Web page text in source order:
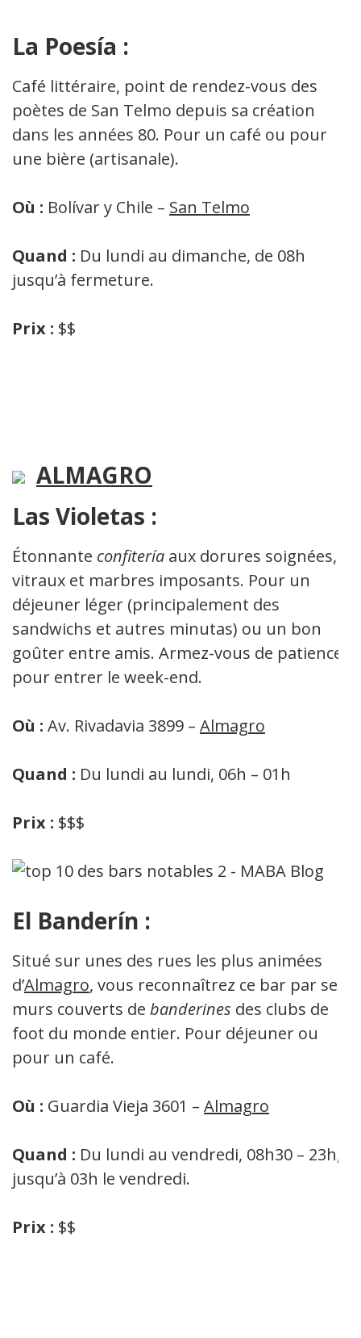
La Poesía :
Café littéraire, point de rendez-vous des
poètes de San Telmo depuis sa création
dans les années 80. Pour un café ou pour
une bière (artisanale).
Où : Bolívar y Chile – San Telmo
Quand : Du lundi au dimanche, de 08h
jusqu’à fermeture.
Prix : $$
ALMAGRO
Las Violetas :
Étonnante confitería aux dorures soignées,
vitraux et marbres imposants. Pour un
déjeuner léger (principalement des
sandwichs et autres minutas) ou un bon
goûter entre amis. Armez-vous de patience
pour entrer le week-end.
Où : Av. Rivadavia 3899 – Almagro
Quand : Du lundi au lundi, 06h – 01h
Prix : $$$
El Banderín :
Situé sur unes des rues les plus animées
d’Almagro, vous reconnaîtrez ce bar par ses
murs couverts de banderines des clubs de
foot du monde entier. Pour déjeuner ou
pour un café.
Où : Guardia Vieja 3601 – Almagro
Quand : Du lundi au vendredi, 08h30 – 23h,
jusqu’à 03h le vendredi.
Prix : $$